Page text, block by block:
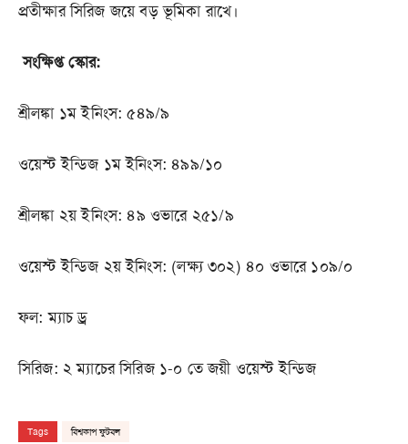
প্রতীক্ষার সিরিজ জয়ে বড় ভূমিকা রাখে।
সংক্ষিপ্ত স্কোর:
শ্রীলঙ্কা ১ম ইনিংস: ৫৪৯/৯
ওয়েস্ট ইন্ডিজ ১ম ইনিংস: ৪৯৯/১০
শ্রীলঙ্কা ২য় ইনিংস: ৪৯ ওভারে ২৫১/৯
ওয়েস্ট ইন্ডিজ ২য় ইনিংস: (লক্ষ্য ৩০২) ৪০ ওভারে ১০৯/০
ফল: ম্যাচ ড্র
সিরিজ: ২ ম্যাচের সিরিজ ১-০ তে জয়ী ওয়েস্ট ইন্ডিজ
Tags বিশ্বকাপ ফুটবল